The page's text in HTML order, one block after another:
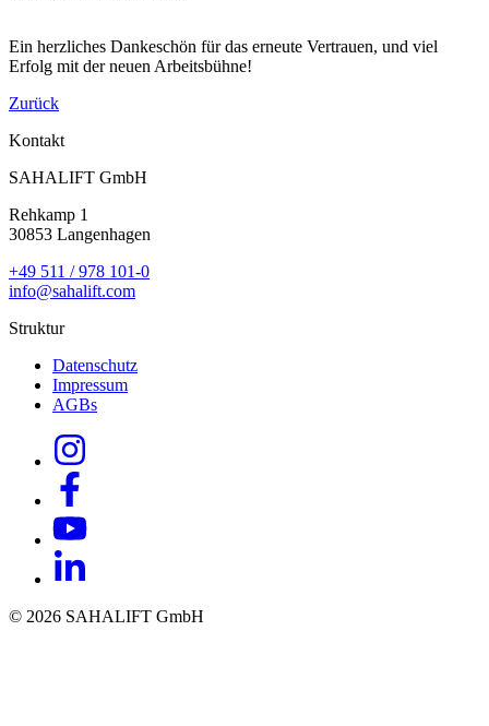
Ein herzliches Dankeschön für das erneute Vertrauen, und viel
Erfolg mit der neuen Arbeitsbühne!
Zurück
Kontakt
SAHALIFT GmbH
Rehkamp 1
30853 Langenhagen
+49 511 / 978 101-0
info@sahalift.com
Struktur
Datenschutz
Impressum
AGBs
© 2026 SAHALIFT GmbH